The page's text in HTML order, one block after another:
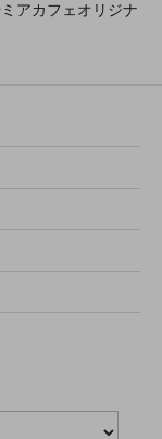
アカフェオリジナ